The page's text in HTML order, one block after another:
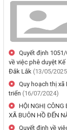
ký, cấp giấy
Vương và bà
(20/07/2026, 00:00)
Thông báo về việc
quyền sử dụng đất
đất tại Phường
(06/08/2026, 00:00)
Thông báo về việc
quyền sử dụng đất
Quyết định
về việc phê duyệt
Đắk Lắk (13/05/
Quy hoạch thị xã
triển (16/07/2024)
HỘI NGHỊ CÔNG
XÃ BUÔN HỒ ĐẾN
Quyết định về